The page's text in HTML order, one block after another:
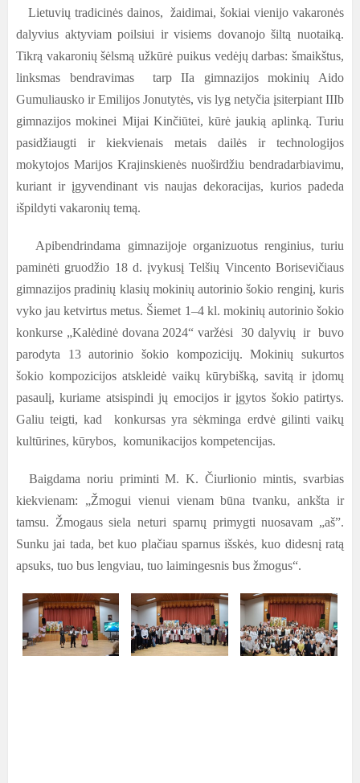
Lietuvių tradicinės dainos, žaidimai, šokiai vienijo vakaronės
dalyvius aktyviam poilsiui ir visiems dovanojo šiltą nuotaiką.
Tikrą vakaronių šėlsmą užkūrė puikus vedėjų darbas: šmaikštus,
linksmas bendravimas tarp IIa gimnazijos mokinių Aido
Gumuliausko ir Emilijos Jonutytės, vis lyg netyčia įsiterpiant IIIb
gimnazijos mokinei Mijai Kinčiūtei, kūrė jaukią aplinką. Turiu
pasidžiaugti ir kiekvienais metais dailės ir technologijos
mokytojos Marijos Krajinskienės nuoširdžiu bendradarbiavimu,
kuriant ir įgyvendinant vis naujas dekoracijas, kurios padeda
išpildyti vakaronių temą.
Apibendrindama gimnazijoje organizuotus renginius, turiu
paminėti gruodžio 18 d. įvykusį Telšių Vincento Borisevičiaus
gimnazijos pradinių klasių mokinių autorinio šokio renginį, kuris
vyko jau ketvirtus metus. Šiemet 1–4 kl. mokinių autorinio šokio
konkurse „Kalėdinė dovana 2024“ varžėsi 30 dalyvių ir buvo
parodyta 13 autorinio šokio kompozicijų. Mokinių sukurtos
šokio kompozicijos atskleidė vaikų kūrybišką, savitą ir įdomų
pasaulį, kuriame atsispindi jų emocijos ir įgytos šokio patirtys.
Galiu teigti, kad konkursas yra sėkminga erdvė gilinti vaikų
kultūrines, kūrybos, komunikacijos kompetencijas.
Baigdama noriu priminti M. K. Čiurlionio mintis, svarbias
kiekvienam: „Žmogui vienui vienam būna tvanku, ankšta ir
tamsu. Žmogaus siela neturi sparnų primygti nuosavam „aš”.
Sunku jai tada, bet kuo plačiau sparnus išskės, kuo didesnį ratą
apsuks, tuo bus lengviau, tuo laimingesnis bus žmogus“.